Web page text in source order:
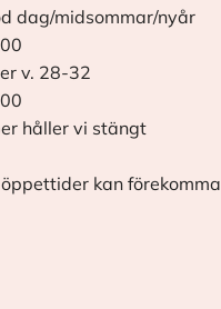
dag/midsommar/nyår
v. 28-32
håller vi stängt
kan förekomma